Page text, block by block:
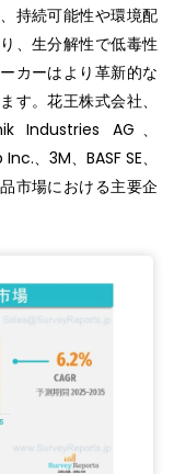
持続可能性や環境配
、生分解性で低毒性
カーはより革新的な
す。花王株式会社、
Industries AG、
、3M、BASF SE、
市場における主要企